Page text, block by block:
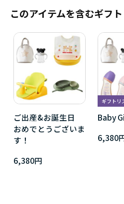
このアイテムを含むギフ
ご出産&お誕生日
おめでとうございま
す！
6,380円
ギフトリ
Baby
6,380